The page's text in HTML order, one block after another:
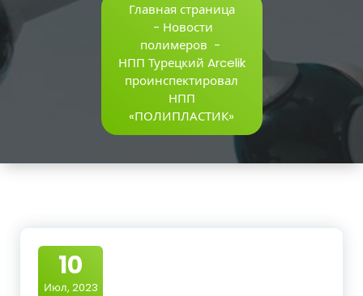
Главная страница
- Новости
полимеров -
НПП Турецкий Arcelik
проинспектировал
НПП
«ПОЛИПЛАСТИК»
10
Июл, 2023